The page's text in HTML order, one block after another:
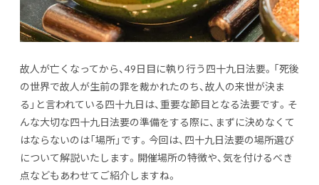
故人が亡くなってから、49日目に執り行う四十九日法要。「死後
の世界で故人が生前の罪を裁かれたのち、故人の来世が決ま
る」と言われている四十九日は、重要な節目となる法要です。そ
んな大切な四十九日法要の準備をする際に、まずに決めなくて
はならないのは「場所」です。今回は、四十九日法要の場所選び
について解説いたします。開催場所の特徴や、気を付けるべき
点などもあわせてご紹介しますね。